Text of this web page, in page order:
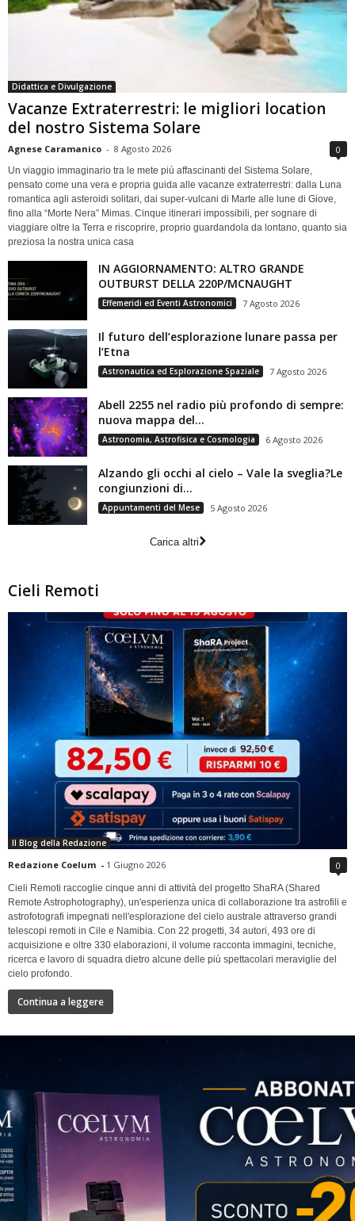
Didattica e Divulgazione
Vacanze Extraterrestri: le migliori location
del nostro Sistema Solare
Agnese Caramanico - 8 Agosto 2026 0
Un viaggio immaginario tra le mete più affascinanti del Sistema Solare,
pensato come una vera e propria guida alle vacanze extraterrestri: dalla Luna
romantica agli asteroidi solitari, dai super-vulcani di Marte alle lune di Giove,
fino alla “Morte Nera” Mimas. Cinque itinerari impossibili, per sognare di
viaggiare oltre la Terra e riscoprire, proprio guardandola da lontano, quanto sia
preziosa la nostra unica casa
IN AGGIORNAMENTO: ALTRO GRANDE
OUTBURST DELLA 220P/MCNAUGHT
Effemeridi ed Eventi Astronomici 7 Agosto 2026
Il futuro dell’esplorazione lunare passa per
l’Etna
Astronautica ed Esplorazione Spaziale 7 Agosto 2026
Abell 2255 nel radio più profondo di sempre:
nuova mappa del...
Astronomia, Astrofisica e Cosmologia 6 Agosto 2026
Alzando gli occhi al cielo – Vale la sveglia?Le
congiunzioni di...
Appuntamenti del Mese 5 Agosto 2026
Carica altri
Cieli Remoti
Il Blog della Redazione
Redazione Coelum - 1 Giugno 2026 0
Cieli Remoti raccoglie cinque anni di attività del progetto ShaRA (Shared
Remote Astrophotography), un'esperienza unica di collaborazione tra astrofili e
astrofotografi impegnati nell'esplorazione del cielo australe attraverso grandi
telescopi remoti in Cile e Namibia. Con 22 progetti, 34 autori, 493 ore di
acquisizione e oltre 330 elaborazioni, il volume racconta immagini, tecniche,
ricerca e lavoro di squadra dietro alcune delle più spettacolari meraviglie del
cielo profondo.
Continua a leggere